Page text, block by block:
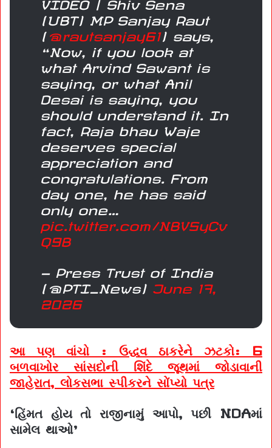
VIDEO | Shiv Sena
(UBT) MP Sanjay Raut
( @rautsanjay61) says,
“Now, if you look at
what Arvind Sawant is
saying, or what Anil
Desai is saying, you
should understand it. In
fact, Raja bhau Waje
deserves special
appreciation and
congratulations. From
day one, he has said
only one…
pic.twitter.com/NBV5yCv
Q9B
— Press Trust of India
(@PTI_News)
June 17,
2026
આ પણ વાંચો : ઉદ્ધવ ઠાકરેને ઝટકો: 6
બળવાખોર સાંસદોની શિંદે જૂથમાં જોડાવાની
જાહેરાત, લોકસભા સ્પીકરને સોંપ્યો પત્ર
‘હિંમત હોય તો રાજીનામું આપો, પછી NDAમાં
સામેલ થાઓ’